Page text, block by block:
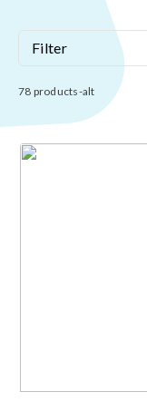
Filter
78 products-alt